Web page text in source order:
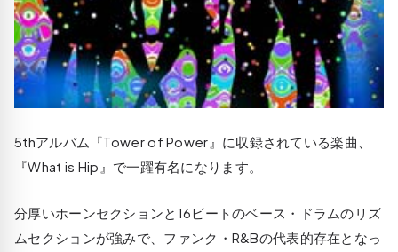
5thアルバム『Tower of Power』に収録されている楽曲、
『What is Hip』で一躍有名になります。
分厚いホーンセクションと16ビートのベース・ドラムのリズ
ムセクションが強みで、ファンク・R&Bの代表的存在となっ